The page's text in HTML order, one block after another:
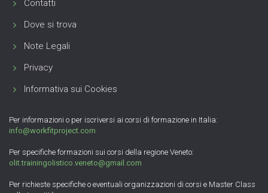
Contatti
Dove si trova
Note Legali
Privacy
Informativa sui Cookies
Per informazioni o per iscriversi ai corsi di formazione in Italia:
info@workfitproject.com
Per specifiche formazioni sui corsi della regione Veneto:
olit.trainingolistico.veneto@gmail.com
Per richieste specifiche o eventuali organizzazioni di corsi e Master Class